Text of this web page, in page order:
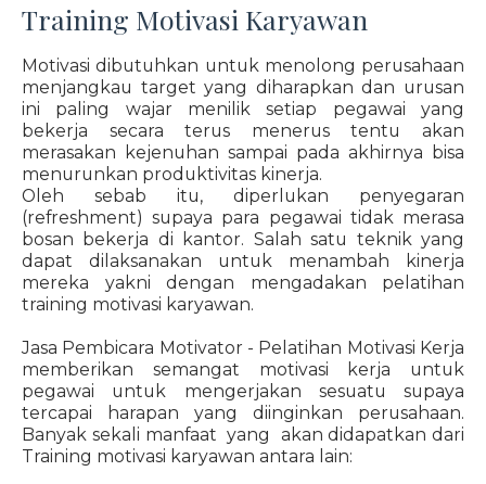
Training Motivasi Karyawan
Motivasi dibutuhkan untuk menolong perusahaan
menjangkau target yang diharapkan dan urusan
ini paling wajar menilik setiap pegawai yang
bekerja secara terus menerus tentu akan
merasakan kejenuhan sampai pada akhirnya bisa
menurunkan produktivitas kinerja.
Oleh sebab itu, diperlukan penyegaran
(refreshment) supaya para pegawai tidak merasa
bosan bekerja di kantor. Salah satu teknik yang
dapat dilaksanakan untuk menambah kinerja
mereka yakni dengan mengadakan pelatihan
training motivasi karyawan.
Jasa Pembicara Motivator - Pelatihan Motivasi Kerja
memberikan semangat motivasi kerja untuk
pegawai untuk mengerjakan sesuatu supaya
tercapai harapan yang diinginkan perusahaan.
Banyak sekali manfaat yang akan didapatkan dari
Training motivasi karyawan antara lain: